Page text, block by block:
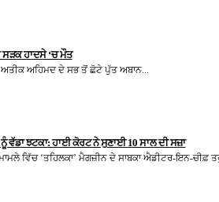
ਹਾਦਸੇ ‘ਚ ਮੌਤ
ਅਹਿਮਦ ਦੇ ਸਭ ਤੋਂ ਛੋਟੇ ਪੁੱਤ ਅਬਾਨ...
ਵੱਡਾ ਝਟਕਾ: ਹਾਈ ਕੋਰਟ ਨੇ ਸੁਣਾਈ 10 ਸਾਲ ਦੀ ਸਜ਼ਾ
ਵਿੱਚ ‘ਤਹਿਲਕਾ’ ਮੈਗਜ਼ੀਨ ਦੇ ਸਾਬਕਾ ਐਡੀਟਰ-ਇਨ-ਚੀਫ਼